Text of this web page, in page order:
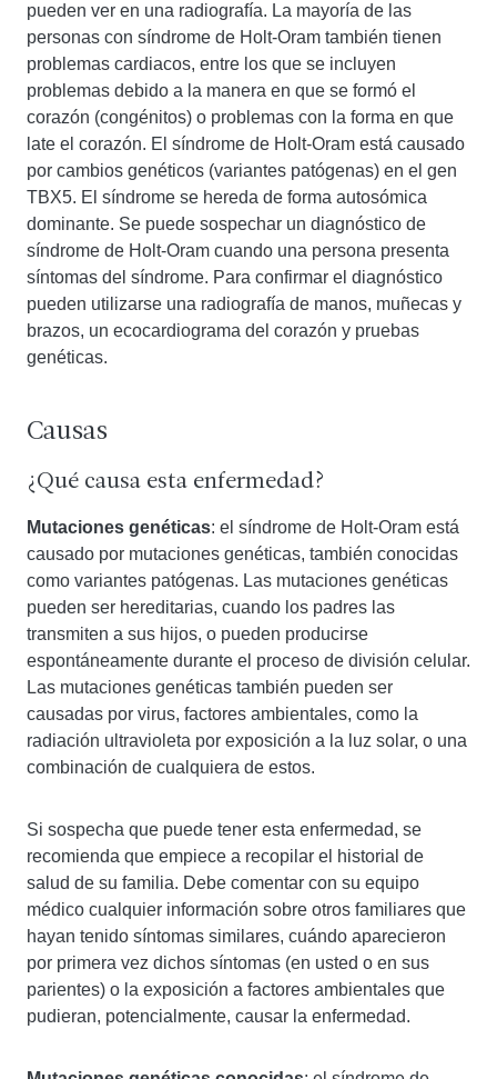
pueden ver en una radiografía. La mayoría de las
personas con síndrome de Holt-Oram también tienen
problemas cardiacos, entre los que se incluyen
problemas debido a la manera en que se formó el
corazón (congénitos) o problemas con la forma en que
late el corazón. El síndrome de Holt-Oram está causado
por cambios genéticos (variantes patógenas) en el gen
TBX5. El síndrome se hereda de forma autosómica
dominante. Se puede sospechar un diagnóstico de
síndrome de Holt-Oram cuando una persona presenta
síntomas del síndrome. Para confirmar el diagnóstico
pueden utilizarse una radiografía de manos, muñecas y
brazos, un ecocardiograma del corazón y pruebas
genéticas.
Causas
¿Qué causa esta enfermedad?
Mutaciones genéticas: el síndrome de Holt-Oram está
causado por mutaciones genéticas, también conocidas
como variantes patógenas. Las mutaciones genéticas
pueden ser hereditarias, cuando los padres las
transmiten a sus hijos, o pueden producirse
espontáneamente durante el proceso de división celular.
Las mutaciones genéticas también pueden ser
causadas por virus, factores ambientales, como la
radiación ultravioleta por exposición a la luz solar, o una
combinación de cualquiera de estos.
Si sospecha que puede tener esta enfermedad, se
recomienda que empiece a recopilar el historial de
salud de su familia. Debe comentar con su equipo
médico cualquier información sobre otros familiares que
hayan tenido síntomas similares, cuándo aparecieron
por primera vez dichos síntomas (en usted o en sus
parientes) o la exposición a factores ambientales que
pudieran, potencialmente, causar la enfermedad.